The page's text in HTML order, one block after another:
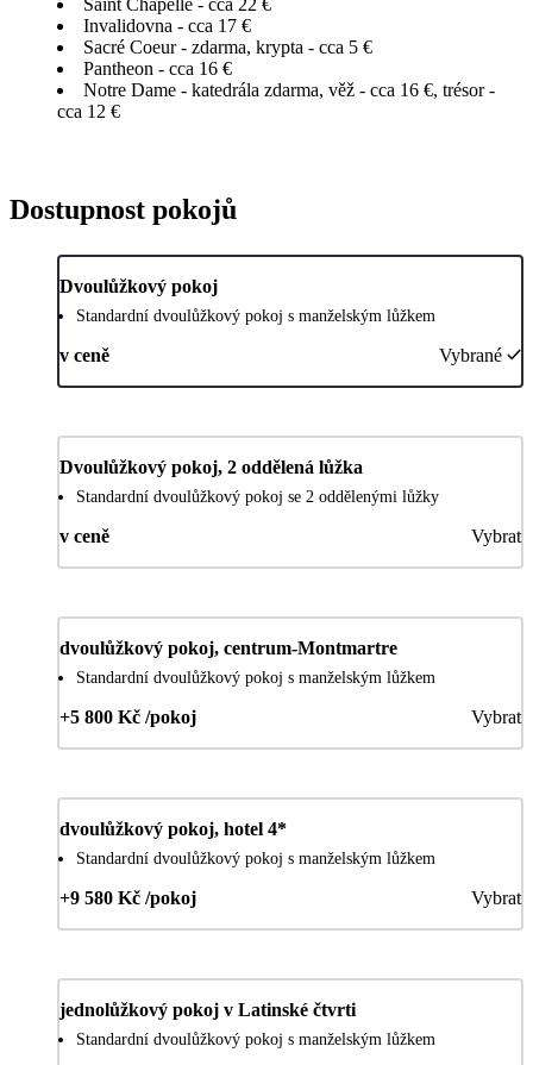
Saint Chapelle - cca 22 €
Invalidovna - cca 17 €
Sacré Coeur - zdarma, krypta - cca 5 €
Pantheon - cca 16 €
Notre Dame - katedrála zdarma, věž - cca 16 €, trésor -
cca 12 €
Dostupnost pokojů
Dvoulůžkový pokoj
Standardní dvoulůžkový pokoj s manželským lůžkem
v ceně Vybrané
Dvoulůžkový pokoj, 2 oddělená lůžka
Standardní dvoulůžkový pokoj se 2 oddělenými lůžky
v ceně Vybrat
dvoulůžkový pokoj, centrum-Montmartre
Standardní dvoulůžkový pokoj s manželským lůžkem
+5 800 Kč /pokoj Vybrat
dvoulůžkový pokoj, hotel 4*
Standardní dvoulůžkový pokoj s manželským lůžkem
+9 580 Kč /pokoj Vybrat
jednolůžkový pokoj v Latinské čtvrti
Standardní dvoulůžkový pokoj s manželským lůžkem